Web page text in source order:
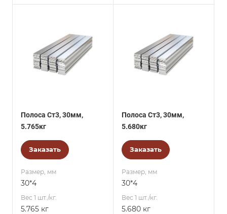
Полоса Ст3, 30мм,
5.765кг
Заказать
Размер, мм
30*4
Вес 1 шт./кг.
5.765 кг
Полоса Ст3, 30мм,
5.680кг
Заказать
Размер, мм
30*4
Вес 1 шт./кг.
5.680 кг